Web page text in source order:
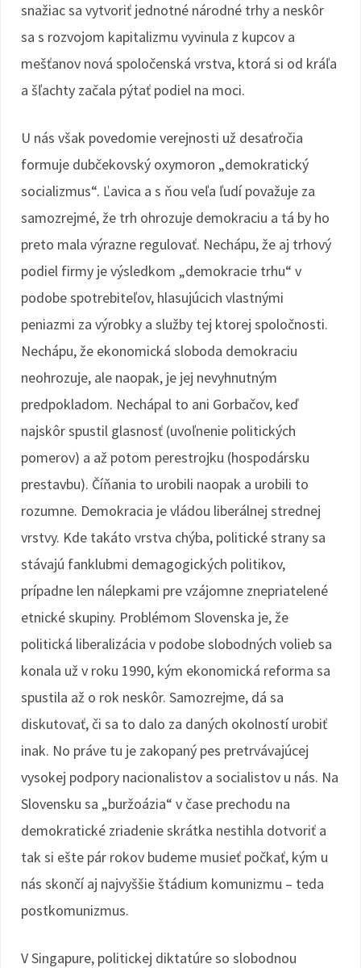
snažiac sa vytvoriť jednotné národné trhy a neskôr
sa s rozvojom kapitalizmu vyvinula z kupcov a
mešťanov nová spoločenská vrstva, ktorá si od kráľa
a šľachty začala pýtať podiel na moci.
U nás však povedomie verejnosti už desaťročia
formuje dubčekovský oxymoron „demokratický
socializmus“. Ľavica a s ňou veľa ľudí považuje za
samozrejmé, že trh ohrozuje demokraciu a tá by ho
preto mala výrazne regulovať. Nechápu, že aj trhový
podiel firmy je výsledkom „demokracie trhu“ v
podobe spotrebiteľov, hlasujúcich vlastnými
peniazmi za výrobky a služby tej ktorej spoločnosti.
Nechápu, že ekonomická sloboda demokraciu
neohrozuje, ale naopak, je jej nevyhnutným
predpokladom. Nechápal to ani Gorbačov, keď
najskôr spustil glasnosť (uvoľnenie politických
pomerov) a až potom perestrojku (hospodársku
prestavbu). Číňania to urobili naopak a urobili to
rozumne. Demokracia je vládou liberálnej strednej
vrstvy. Kde takáto vrstva chýba, politické strany sa
stávajú fanklubmi demagogických politikov,
prípadne len nálepkami pre vzájomne znepriatelené
etnické skupiny. Problémom Slovenska je, že
politická liberalizácia v podobe slobodných volieb sa
konala už v roku 1990, kým ekonomická reforma sa
spustila až o rok neskôr. Samozrejme, dá sa
diskutovať, či sa to dalo za daných okolností urobiť
inak. No práve tu je zakopaný pes pretrvávajúcej
vysokej podpory nacionalistov a socialistov u nás. Na
Slovensku sa „buržoázia“ v čase prechodu na
demokratické zriadenie skrátka nestihla dotvoriť a
tak si ešte pár rokov budeme musieť počkať, kým u
nás skončí aj najvyššie štádium komunizmu – teda
postkomunizmus.
V Singapure, politickej diktatúre so slobodnou